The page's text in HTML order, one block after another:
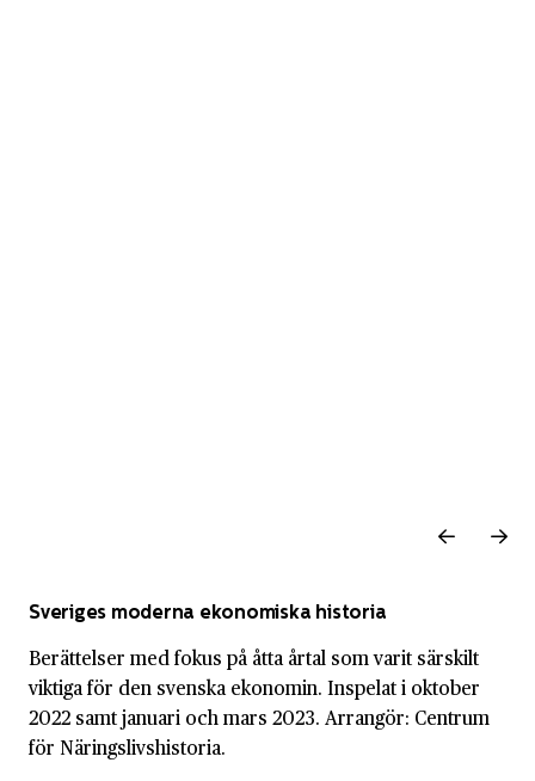
Sveriges moderna ekonomiska historia
Berättelser med fokus på åtta årtal som varit särskilt
viktiga för den svenska ekonomin. Inspelat i oktober
2022 samt januari och mars 2023. Arrangör: Centrum
för Näringslivshistoria.